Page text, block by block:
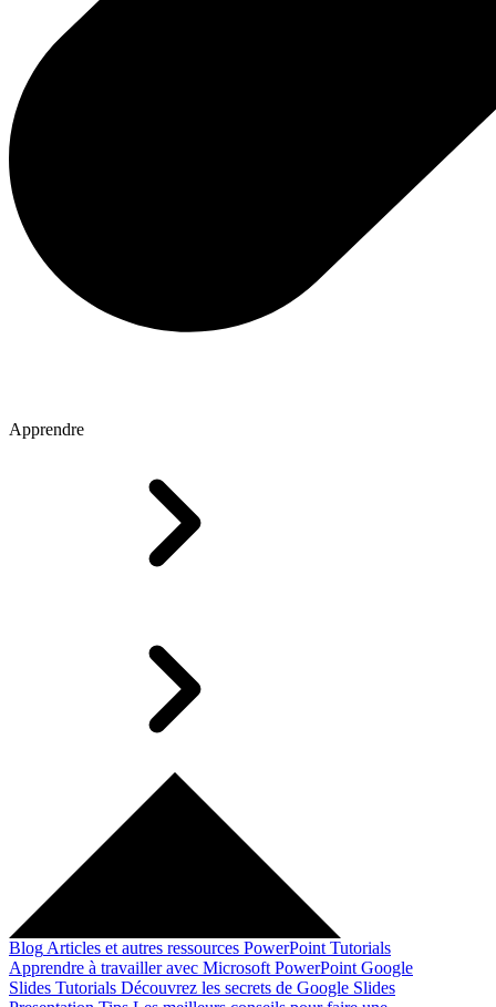
Apprendre
Blog Articles et autres ressources PowerPoint Tutorials
Apprendre à travailler avec Microsoft PowerPoint Google
Slides Tutorials Découvrez les secrets de Google Slides